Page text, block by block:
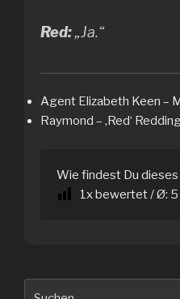
Red:„Ja.“
Agent Elizabeth Keen –
Raymond – ‚Red‘
Wie findest Du
1 x bewertet / Ø: 5